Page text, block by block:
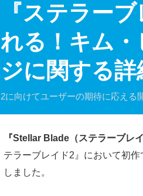
『ステラー
れる！キム
ジに関する
2に向けてユーザーの期待に応える
『Stellar Blade（ステラーブレイ
テラーブレイド2』において初
しました。